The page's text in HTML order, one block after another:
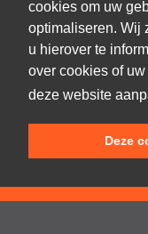
cookies om uw
optimaliseren. Wij
u hierover te
over cookies of
deze website
Deze
Architectenbureau
9700 Oudenaarde
T +32 (0)55 45 53 63
Speldenstraat 10